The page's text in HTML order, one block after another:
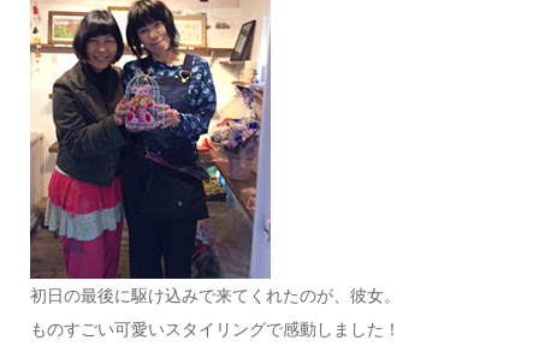
初日の最後に駆け込みで来てくれたのが、彼女。
ものすごい可愛いスタイリングで感動しました！